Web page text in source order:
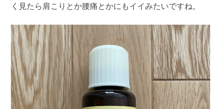
く見たら肩こりとか腰痛とかにもイイみたいですね。